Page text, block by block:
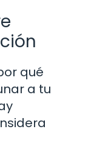
qué
a tu